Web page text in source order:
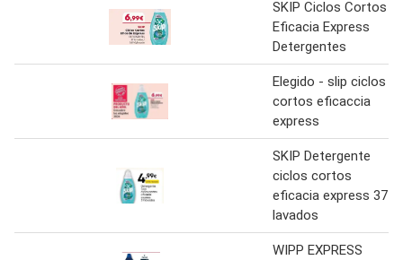
SKIP Ciclos Cortos
Eficacia Express
Detergentes
Elegido - slip ciclos
cortos eficaccia
express
SKIP Detergente
ciclos cortos
eficacia express 37
lavados
WIPP EXPRESS